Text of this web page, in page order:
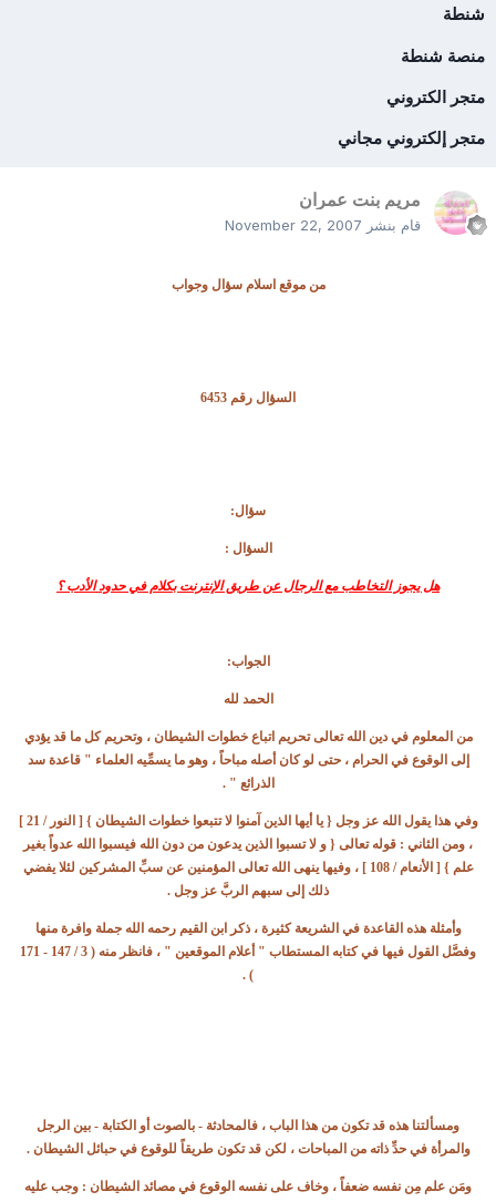
شنطة
منصة شنطة
متجر الكتروني
متجر إلكتروني مجاني
مريم بنت عمران
قام بنشر November 22, 2007
من موقع اسلام سؤال وجواب
السؤال رقم 6453
سؤال:
السؤال :
هل يجوز التخاطب مع الرجال عن طريق الإنترنت بكلام في حدود الأدب ؟
الجواب:
الحمد لله
من المعلوم في دين الله تعالى تحريم اتباع خطوات الشيطان ، وتحريم كل ما قد يؤدي
إلى الوقوع في الحرام ، حتى لو كان أصله مباحاً ، وهو ما يسمِّيه العلماء " قاعدة سد
الذرائع " .
وفي هذا يقول الله عز وجل { يا أيها الذين آمنوا لا تتبعوا خطوات الشيطان } [ النور / 21 ]
، ومن الثاني : قوله تعالى { و لا تسبوا الذين يدعون من دون الله فيسبوا الله عدواً بغير
علم } [ الأنعام / 108 ] ، وفيها ينهى الله تعالى المؤمنين عن سبِّ المشركين لئلا يفضي
ذلك إلى سبهم الربَّ عز وجل .
وأمثلة هذه القاعدة في الشريعة كثيرة ، ذكر ابن القيم رحمه الله جملة وافرة منها
وفصَّل القول فيها في كتابه المستطاب " أعلام الموقعين " ، فانظر منه ( 3 / 147 - 171
) .
ومسألتنا هذه قد تكون من هذا الباب ، فالمحادثة - بالصوت أو الكتابة - بين الرجل
والمرأة في حدِّ ذاته من المباحات ، لكن قد تكون طريقاً للوقوع في حبائل الشيطان .
ومَن علم مِن نفسه ضعفاً ، وخاف على نفسه الوقوع في مصائد الشيطان : وجب عليه